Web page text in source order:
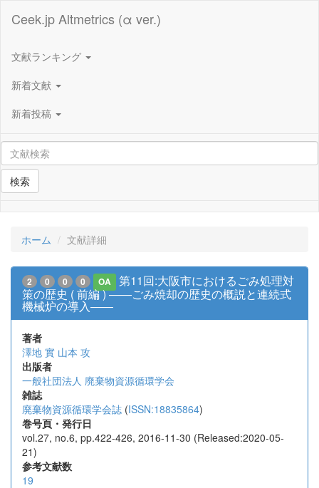
Ceek.jp Altmetrics (α ver.)
文献ランキング
新着文献
新着投稿
検索
ホーム 文献詳細
2 0 0 0 OA
第11回:大阪市におけるごみ処理対
策の歴史 ( 前編 ) ――ごみ焼却の歴史の概説と連続式
機械炉の導入――
著者
澤地 實 山本 攻
出版者
一般社団法人 廃棄物資源循環学会
雑誌
廃棄物資源循環学会誌 (ISSN:18835864)
巻号頁・発行日
vol.27, no.6, pp.422-426, 2016-11-30 (Released:2020-05-
21)
参考文献数
19